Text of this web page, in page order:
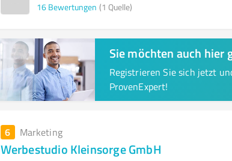
16 Bewertungen (1 Quelle)
Sie möchten auch hier
Registrieren Sie sich jetzt
ProvenExpert!
6 Marketing
Werbestudio Kleinsorge GmbH